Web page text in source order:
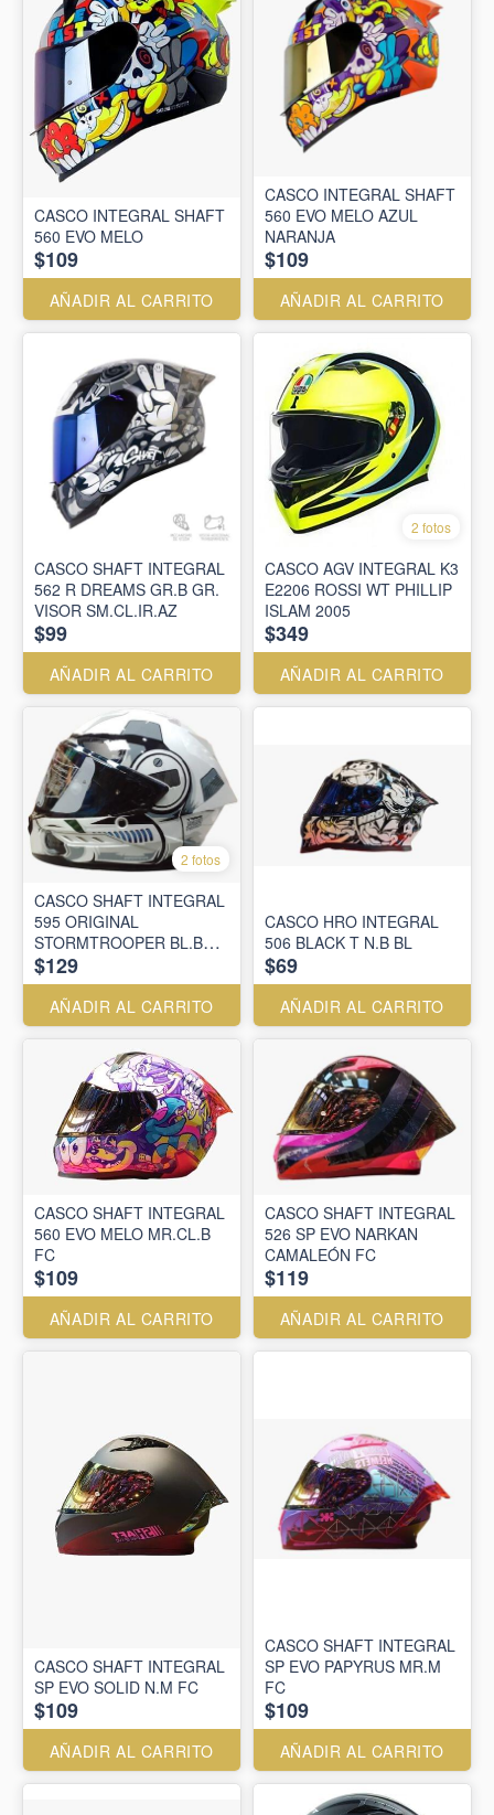
CASCO INTEGRAL SHAFT
560 EVO MELO
$109
AÑADIR AL CARRITO
CASCO INTEGRAL SHAFT
560 EVO MELO AZUL
NARANJA
$109
AÑADIR AL CARRITO
CASCO SHAFT INTEGRAL
562 R DREAMS GR.B GR.
VISOR SM.CL.IR.AZ
$99
AÑADIR AL CARRITO
2 fotos
CASCO AGV INTEGRAL K3
E2206 ROSSI WT PHILLIP
ISLAM 2005
$349
AÑADIR AL CARRITO
2 fotos
CASCO SHAFT INTEGRAL
595 ORIGINAL
STORMTROOPER BL.B
GR. VISOR TR.IR.AZ
$129
AÑADIR AL CARRITO
CASCO HRO INTEGRAL
506 BLACK T N.B BL
$69
AÑADIR AL CARRITO
CASCO SHAFT INTEGRAL
560 EVO MELO MR.CL.B
FC
$109
AÑADIR AL CARRITO
CASCO SHAFT INTEGRAL
526 SP EVO NARKAN
CAMALEÓN FC
$119
AÑADIR AL CARRITO
CASCO SHAFT INTEGRAL
SP EVO SOLID N.M FC
$109
AÑADIR AL CARRITO
CASCO SHAFT INTEGRAL
SP EVO PAPYRUS MR.M
FC
$109
AÑADIR AL CARRITO